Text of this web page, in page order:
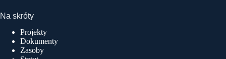
Na skróty
Projekty
Dokumenty
Zasoby